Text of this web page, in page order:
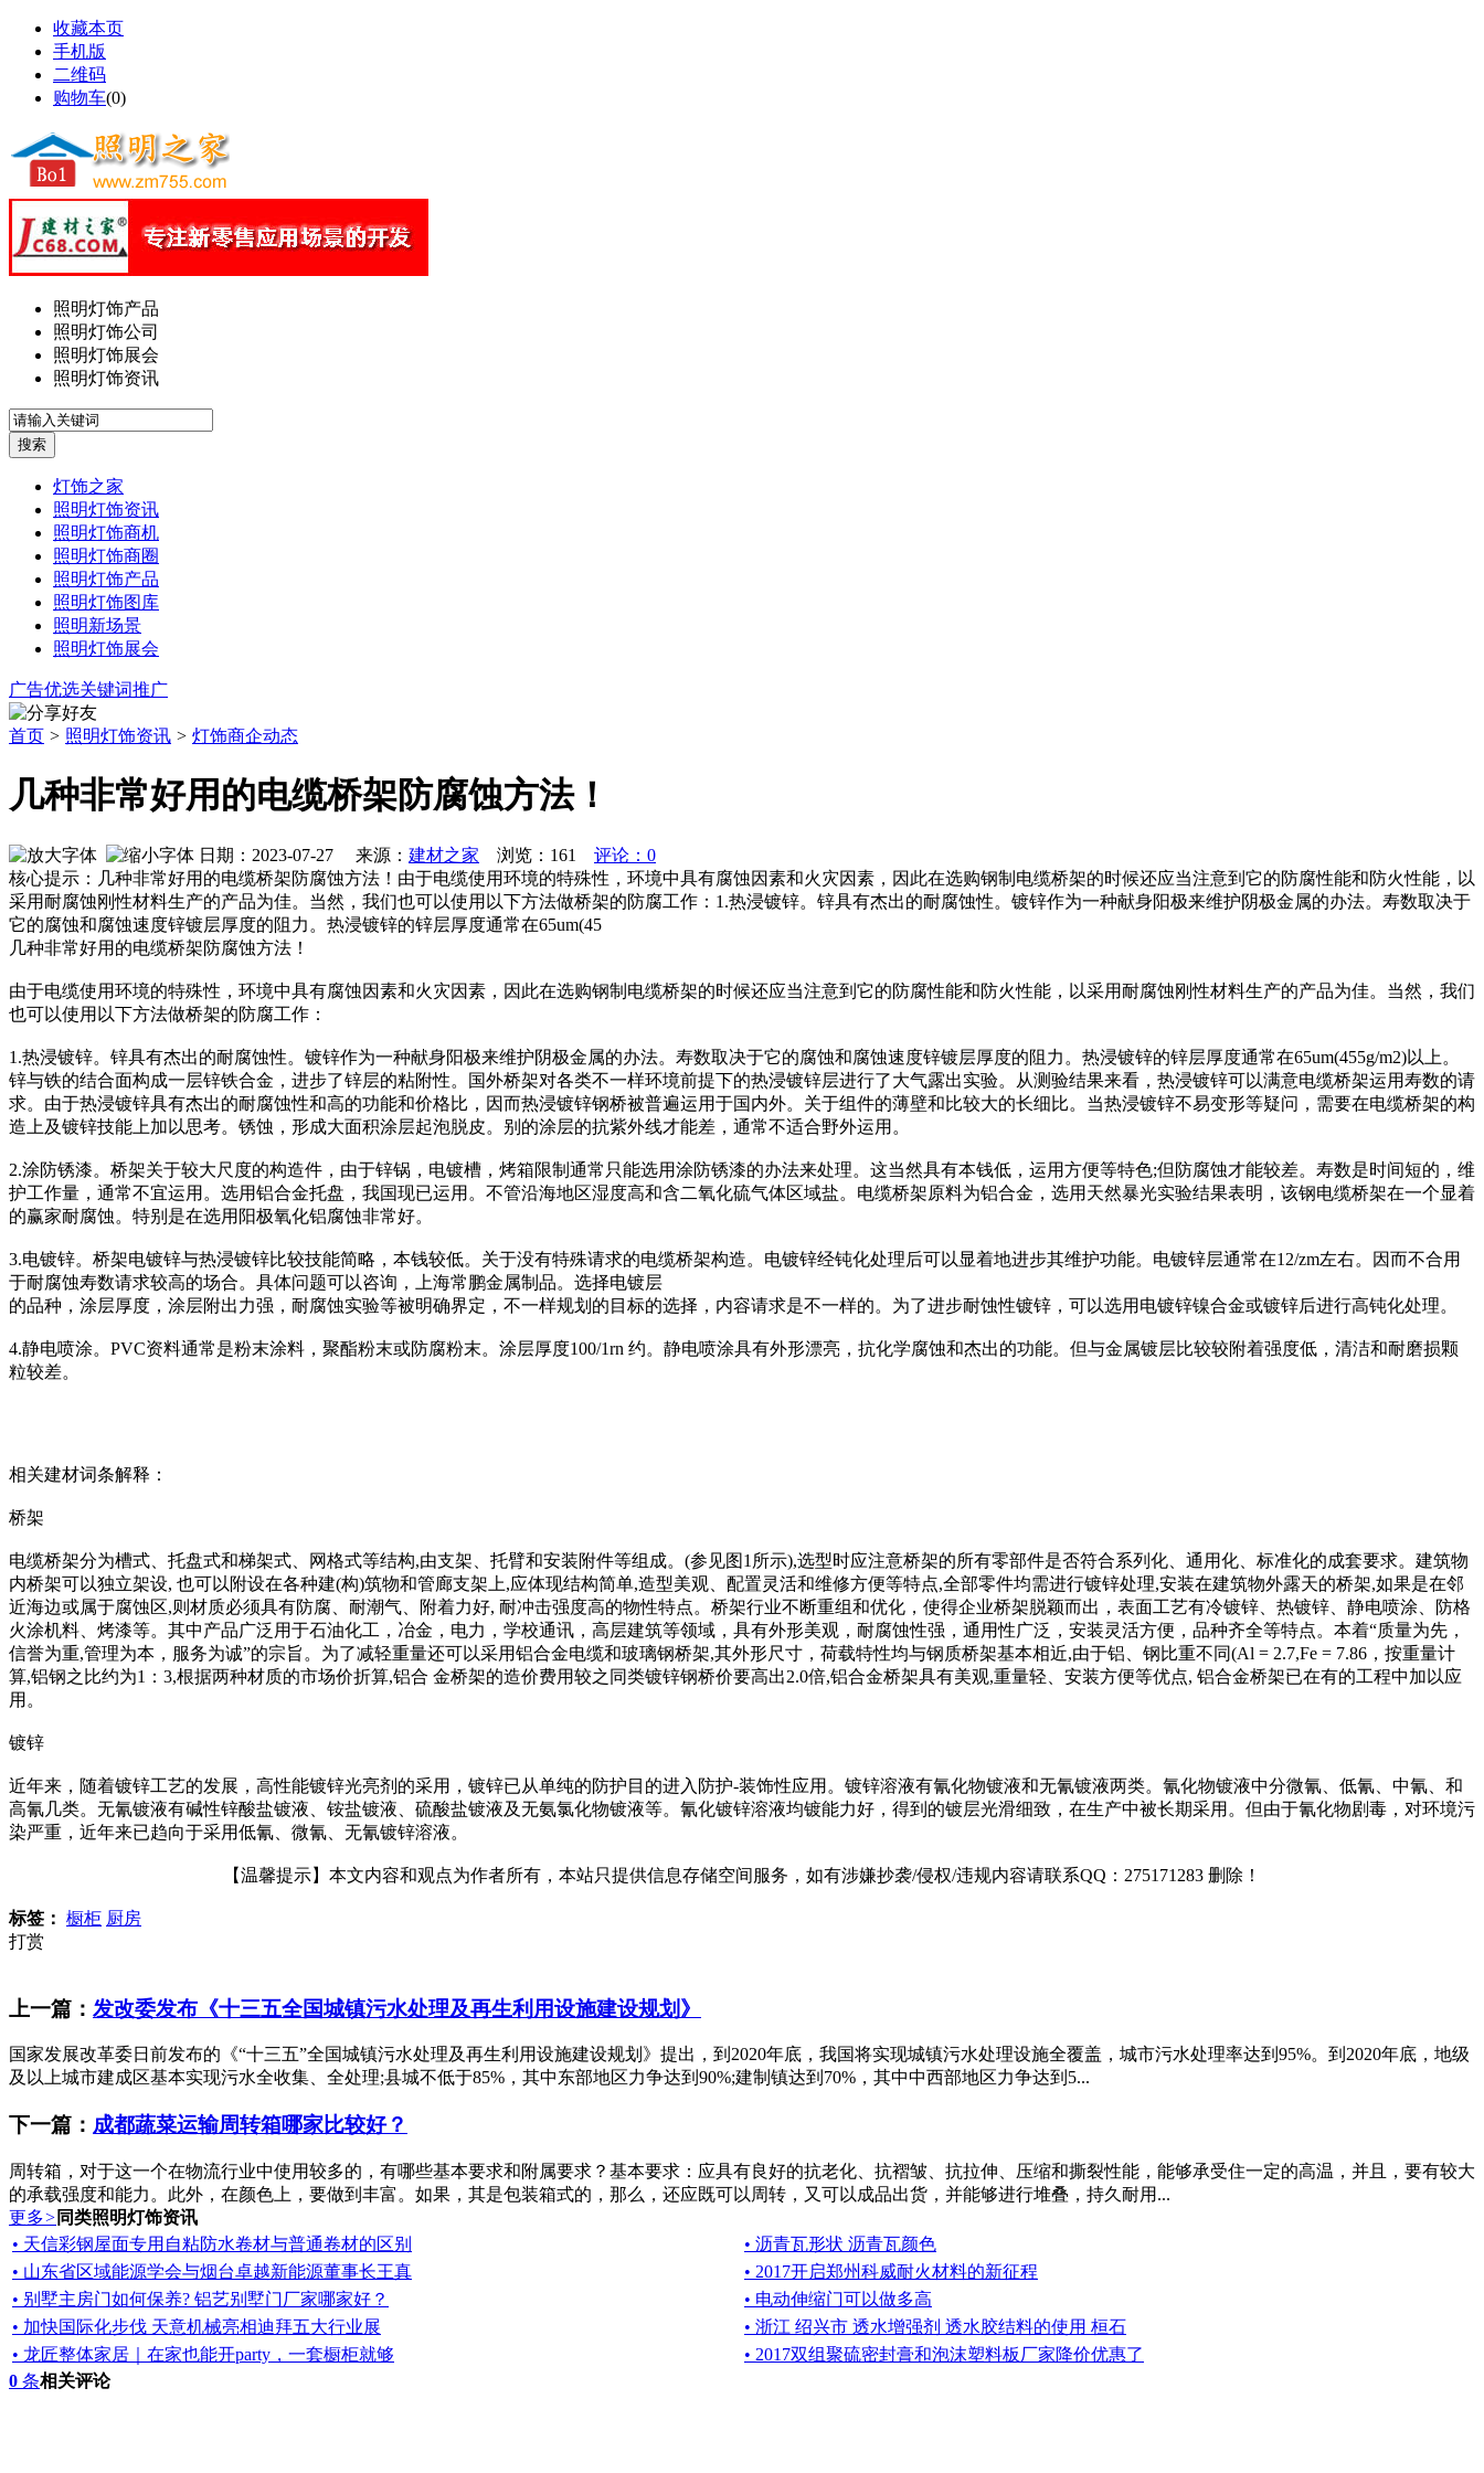
收藏本页
手机版
二维码
购物车(0)
照明灯饰产品
照明灯饰公司
照明灯饰展会
照明灯饰资讯
灯饰之家
照明灯饰资讯
照明灯饰商机
照明灯饰商圈
照明灯饰产品
照明灯饰图库
照明新场景
照明灯饰展会
广告优选关键词推广
首页 > 照明灯饰资讯 > 灯饰商企动态
几种非常好用的电缆桥架防腐蚀方法！
日期：2023-07-27 来源： 建材之家 浏览： 161
评论：0
核心提示：几种非常好用的电缆桥架防腐蚀方法！由于电缆使用环境的特殊性，环境中具有腐蚀因素和火灾因素，因此在选购钢制电缆桥架的时候还应当注意到它的防腐性能和防火性能，以
采用耐腐蚀刚性材料生产的产品为佳。当然，我们也可以使用以下方法做桥架的防腐工作：1.热浸镀锌。锌具有杰出的耐腐蚀性。镀锌作为一种献身阳极来维护阴极金属的办法。寿数取决于
它的腐蚀和腐蚀速度锌镀层厚度的阻力。热浸镀锌的锌层厚度通常在65um(45
几种非常好用的电缆桥架防腐蚀方法！
由于电缆使用环境的特殊性，环境中具有腐蚀因素和火灾因素，因此在选购钢制电缆桥架的时候还应当注意到它的防腐性能和防火性能，以采用耐腐蚀刚性材料生产的产品为佳。当然，我们
也可以使用以下方法做桥架的防腐工作：
1.热浸镀锌。锌具有杰出的耐腐蚀性。镀锌作为一种献身阳极来维护阴极金属的办法。寿数取决于它的腐蚀和腐蚀速度锌镀层厚度的阻力。热浸镀锌的锌层厚度通常在65um(455g/m2)以上。
锌与铁的结合面构成一层锌铁合金，进步了锌层的粘附性。国外桥架对各类不一样环境前提下的热浸镀锌层进行了大气露出实验。从测验结果来看，热浸镀锌可以满意电缆桥架运用寿数的请
求。由于热浸镀锌具有杰出的耐腐蚀性和高的功能和价格比，因而热浸镀锌钢桥被普遍运用于国内外。关于组件的薄壁和比较大的长细比。当热浸镀锌不易变形等疑问，需要在电缆桥架的构
造上及镀锌技能上加以思考。锈蚀，形成大面积涂层起泡脱皮。别的涂层的抗紫外线才能差，通常不适合野外运用。
2.涂防锈漆。桥架关于较大尺度的构造件，由于锌锅，电镀槽，烤箱限制通常只能选用涂防锈漆的办法来处理。这当然具有本钱低，运用方便等特色;但防腐蚀才能较差。寿数是时间短的，维
护工作量，通常不宜运用。选用铝合金托盘，我国现已运用。不管沿海地区湿度高和含二氧化硫气体区域盐。电缆桥架原料为铝合金，选用天然暴光实验结果表明，该钢电缆桥架在一个显着
的赢家耐腐蚀。特别是在选用阳极氧化铝腐蚀非常好。
3.电镀锌。桥架电镀锌与热浸镀锌比较技能简略，本钱较低。关于没有特殊请求的电缆桥架构造。电镀锌经钝化处理后可以显着地进步其维护功能。电镀锌层通常在12/zm左右。因而不合用
于耐腐蚀寿数请求较高的场合。具体问题可以咨询，上海常鹏金属制品。选择电镀层
的品种，涂层厚度，涂层附出力强，耐腐蚀实验等被明确界定，不一样规划的目标的选择，内容请求是不一样的。为了进步耐蚀性镀锌，可以选用电镀锌镍合金或镀锌后进行高钝化处理。
4.静电喷涂。PVC资料通常是粉末涂料，聚酯粉末或防腐粉末。涂层厚度100/1rn 约。静电喷涂具有外形漂亮，抗化学腐蚀和杰出的功能。但与金属镀层比较较附着强度低，清洁和耐磨损颗
粒较差。
相关建材词条解释：
桥架
电缆桥架分为槽式、托盘式和梯架式、网格式等结构,由支架、托臂和安装附件等组成。(参见图1所示),选型时应注意桥架的所有零部件是否符合系列化、通用化、标准化的成套要求。建筑物
内桥架可以独立架设, 也可以附设在各种建(构)筑物和管廊支架上,应体现结构简单,造型美观、配置灵活和维修方便等特点,全部零件均需进行镀锌处理,安装在建筑物外露天的桥架,如果是在邻
近海边或属于腐蚀区,则材质必须具有防腐、耐潮气、附着力好, 耐冲击强度高的物性特点。桥架行业不断重组和优化，使得企业桥架脱颖而出，表面工艺有冷镀锌、热镀锌、静电喷涂、防格
火涂机料、烤漆等。其中产品广泛用于石油化工，冶金，电力，学校通讯，高层建筑等领域，具有外形美观，耐腐蚀性强，通用性广泛，安装灵活方便，品种齐全等特点。本着“质量为先，
信誉为重,管理为本，服务为诚”的宗旨。为了减轻重量还可以采用铝合金电缆和玻璃钢桥架,其外形尺寸，荷载特性均与钢质桥架基本相近,由于铝、钢比重不同(Al = 2.7,Fe = 7.86，按重量计
算,铝钢之比约为1：3,根据两种材质的市场价折算,铝合 金桥架的造价费用较之同类镀锌钢桥价要高出2.0倍,铝合金桥架具有美观,重量轻、安装方便等优点, 铝合金桥架已在有的工程中加以应
用。
镀锌
近年来，随着镀锌工艺的发展，高性能镀锌光亮剂的采用，镀锌已从单纯的防护目的进入防护-装饰性应用。镀锌溶液有氰化物镀液和无氰镀液两类。氰化物镀液中分微氰、低氰、中氰、和
高氰几类。无氰镀液有碱性锌酸盐镀液、铵盐镀液、硫酸盐镀液及无氨氯化物镀液等。氰化镀锌溶液均镀能力好，得到的镀层光滑细致，在生产中被长期采用。但由于氰化物剧毒，对环境污
染严重，近年来已趋向于采用低氰、微氰、无氰镀锌溶液。
【温馨提示】本文内容和观点为作者所有，本站只提供信息存储空间服务，如有涉嫌抄袭/侵权/违规内容请联系QQ：275171283 删除！
标签： 橱柜 厨房
打赏
上一篇： 发改委发布《十三五全国城镇污水处理及再生利用设施建设规划》
国家发展改革委日前发布的《“十三五”全国城镇污水处理及再生利用设施建设规划》提出，到2020年底，我国将实现城镇污水处理设施全覆盖，城市污水处理率达到95%。到2020年底，地级
及以上城市建成区基本实现污水全收集、全处理;县城不低于85%，其中东部地区力争达到90%;建制镇达到70%，其中中西部地区力争达到5...
下一篇： 成都蔬菜运输周转箱哪家比较好？
周转箱，对于这一个在物流行业中使用较多的，有哪些基本要求和附属要求？基本要求：应具有良好的抗老化、抗褶皱、抗拉伸、压缩和撕裂性能，能够承受住一定的高温，并且，要有较大
的承载强度和能力。此外，在颜色上，要做到丰富。如果，其是包装箱式的，那么，还应既可以周转，又可以成品出货，并能够进行堆叠，持久耐用...
更多> 同类照明灯饰资讯
• 天信彩钢屋面专用自粘防水卷材与普通卷材的区别
• 沥青瓦形状 沥青瓦颜色
• 山东省区域能源学会与烟台卓越新能源董事长王真
• 2017开启郑州科威耐火材料的新征程
• 别墅主房门如何保养? 铝艺别墅门厂家哪家好？
• 电动伸缩门可以做多高
• 加快国际化步伐 天意机械亮相迪拜五大行业展
• 浙江 绍兴市 透水增强剂 透水胶结料的使用 桓石
• 龙匠整体家居｜在家也能开party，一套橱柜就够
• 2017双组聚硫密封膏和泡沫塑料板厂家降价优惠了
0 条相关评论